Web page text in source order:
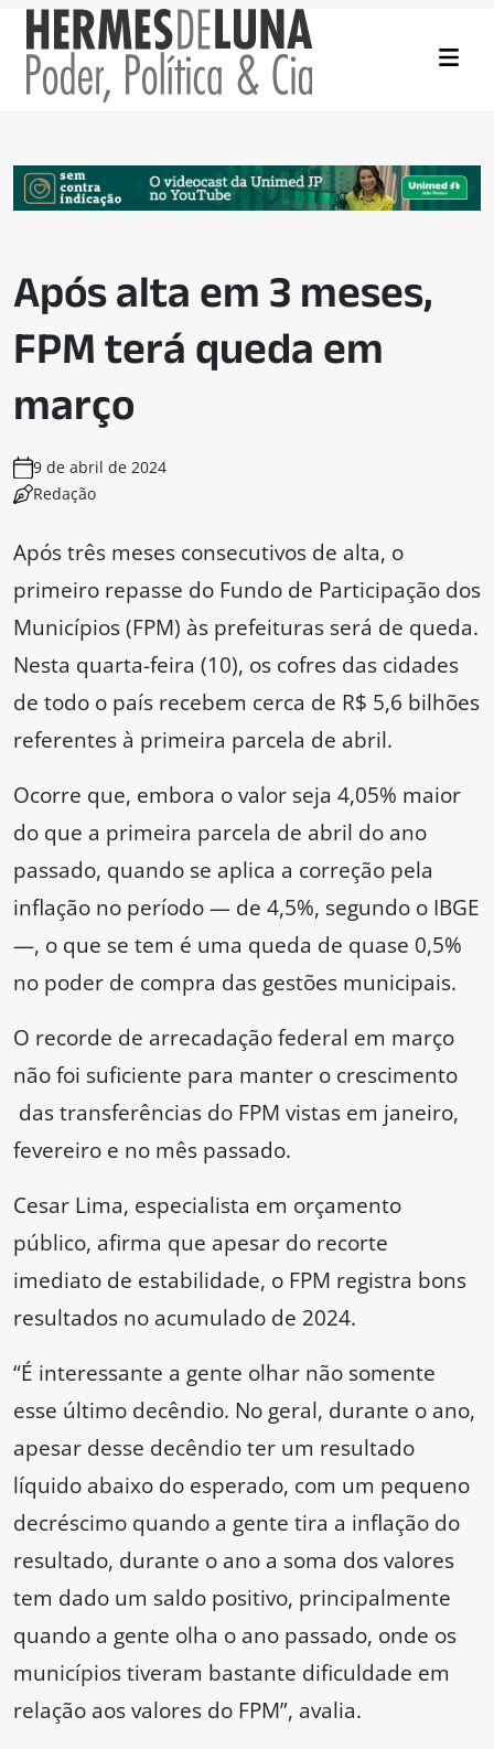
Após alta em 3 meses,
FPM terá queda em
março
9 de abril de 2024
Redação
Após três meses consecutivos de alta, o
primeiro repasse do Fundo de Participação dos
Municípios (FPM) às prefeituras será de queda.
Nesta quarta-feira (10), os cofres das cidades
de todo o país recebem cerca de R$ 5,6 bilhões
referentes à primeira parcela de abril.
Ocorre que, embora o valor seja 4,05% maior
do que a primeira parcela de abril do ano
passado, quando se aplica a correção pela
inflação no período — de 4,5%, segundo o IBGE
—, o que se tem é uma queda de quase 0,5%
no poder de compra das gestões municipais.
O recorde de arrecadação federal em março
não foi suficiente para manter o crescimento
das transferências do FPM vistas em janeiro,
fevereiro e no mês passado.
Cesar Lima, especialista em orçamento
público, afirma que apesar do recorte
imediato de estabilidade, o FPM registra bons
resultados no acumulado de 2024.
“É interessante a gente olhar não somente
esse último decêndio. No geral, durante o ano,
apesar desse decêndio ter um resultado
líquido abaixo do esperado, com um pequeno
decréscimo quando a gente tira a inflação do
resultado, durante o ano a soma dos valores
tem dado um saldo positivo, principalmente
quando a gente olha o ano passado, onde os
municípios tiveram bastante dificuldade em
relação aos valores do FPM”, avalia.